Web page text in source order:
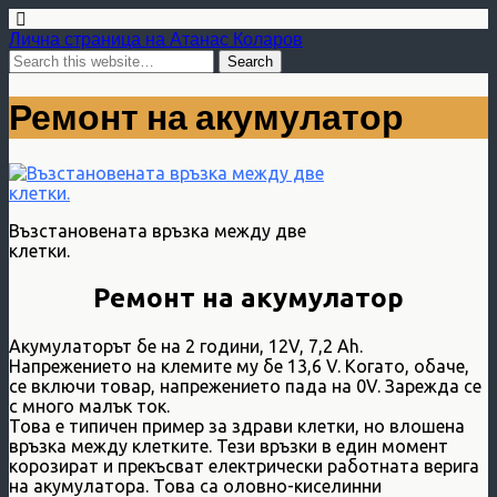
Лична страница на Атанас Коларов
Ремонт на акумулатор
Възстановената връзка между две
клетки.
Ремонт на акумулатор
Акумулаторът бе на 2 години, 12V, 7,2 Ah.
Напрежението на клемите му бе 13,6 V. Когато, обаче,
се включи товар, напрежението пада на 0V. Зарежда се
с много малък ток.
Това е типичен пример за здрави клетки, но влошена
връзка между клетките. Тези връзки в един момент
корозират и прекъсват електрически работната верига
на акумулатора. Това са оловно-киселинни